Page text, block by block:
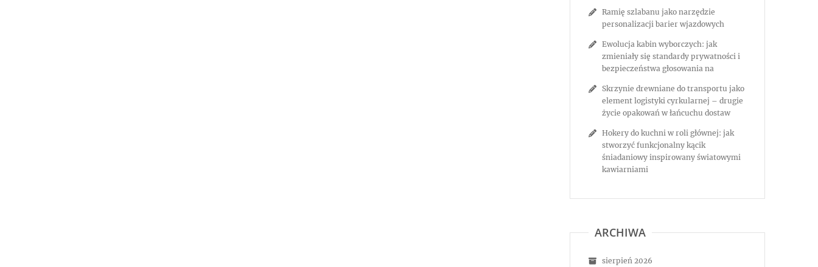
Ramię szlabanu jako narzędzie
personalizacji barier wjazdowych
Ewolucja kabin wyborczych: jak
zmieniały się standardy prywatności i
bezpieczeństwa głosowania na
Skrzynie drewniane do transportu jako
element logistyki cyrkularnej – drugie
życie opakowań w łańcuchu dostaw
Hokery do kuchni w roli głównej: jak
stworzyć funkcjonalny kącik
śniadaniowy inspirowany światowymi
kawiarniami
ARCHIWA
sierpień 2026